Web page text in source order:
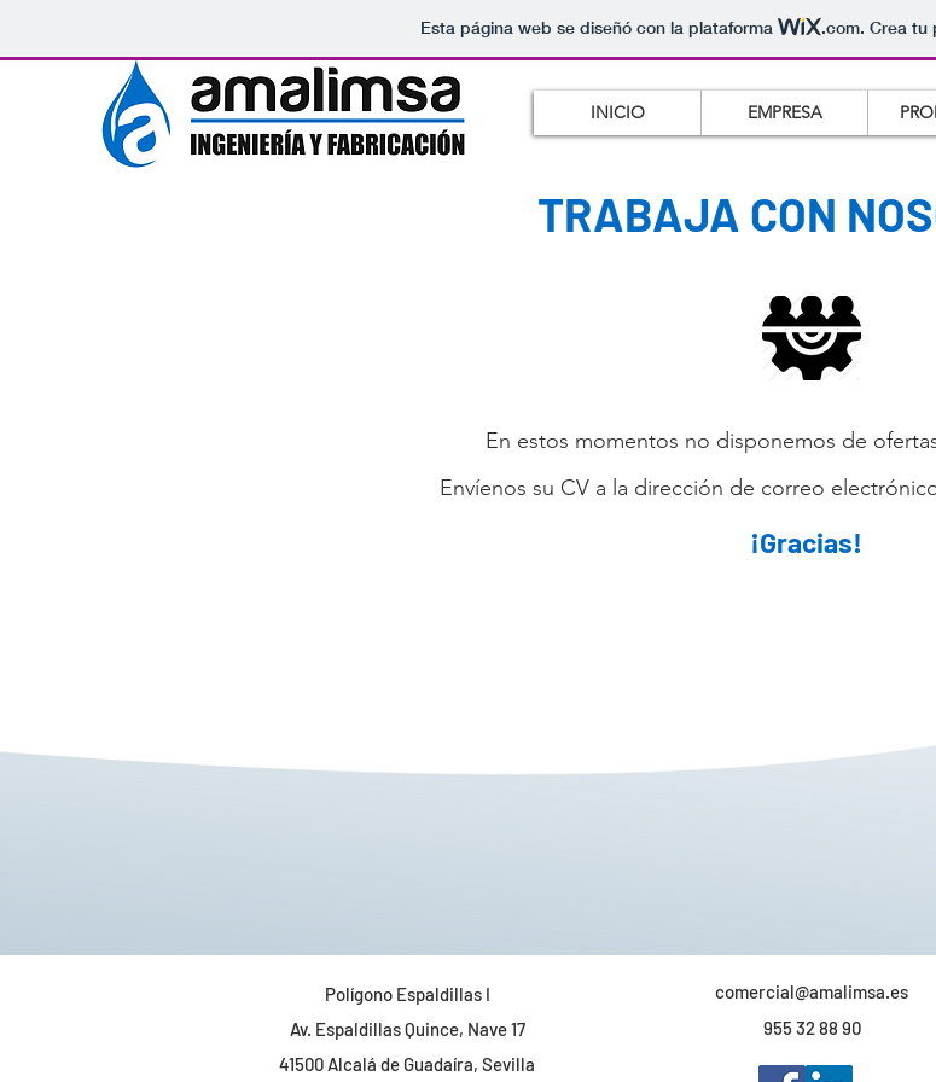
Esta página web se diseñó con la plataforma .com. Crea tu
INICIO EMPRESA
TRABAJA CON
En estos momentos no disponemos de
Envíenos su CV a la dirección de correo
¡Gracias!
Polígono Espaldillas I
Av. Espaldillas Quince, Nave 17
41500 Alcalá de Guadaíra, Sevilla
comercial@amalimsa.es
955 32 88 90